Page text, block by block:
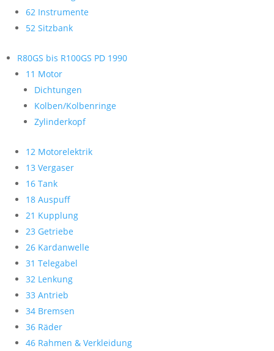
62 Instrumente
52 Sitzbank
R80GS bis R100GS PD 1990
11 Motor
Dichtungen
Kolben/Kolbenringe
Zylinderkopf
12 Motorelektrik
13 Vergaser
16 Tank
18 Auspuff
21 Kupplung
23 Getriebe
26 Kardanwelle
31 Telegabel
32 Lenkung
33 Antrieb
34 Bremsen
36 Räder
46 Rahmen & Verkleidung